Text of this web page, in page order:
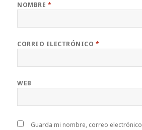
NOMBRE *
CORREO ELECTRÓNICO *
WEB
Guarda mi nombre, correo